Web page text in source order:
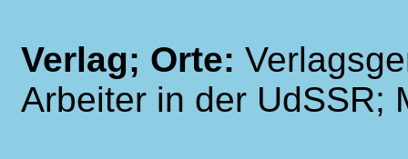
Verlag; Orte:
Arbeiter in der UdSSR;